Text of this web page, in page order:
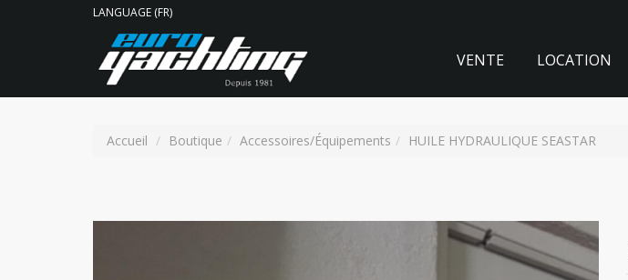
LANGUAGE (FR)
VENTE LOCATION
Accueil Boutique Accessoires/Équipements HUILE HYDRAULIQUE SEASTAR